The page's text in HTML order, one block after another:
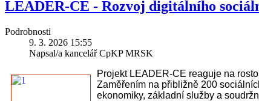
LEADER-CE - Rozvoj digitálního
Podrobnosti
9. 3. 2026 15:55
Napsal/a kancelář CpKP MRSK
Projekt LEADER-CE reaguje na
Zaměřením na přibližně 200
ekonomiky, základní služby a